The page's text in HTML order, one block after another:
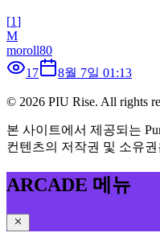
[1]
M
moroll80
17
8월 7일 01:13
© 2026 PIU Rise. All rights
본 사이트에서 제공되는
컨텐츠의 저작권 및 소유
ARCADE 메뉴